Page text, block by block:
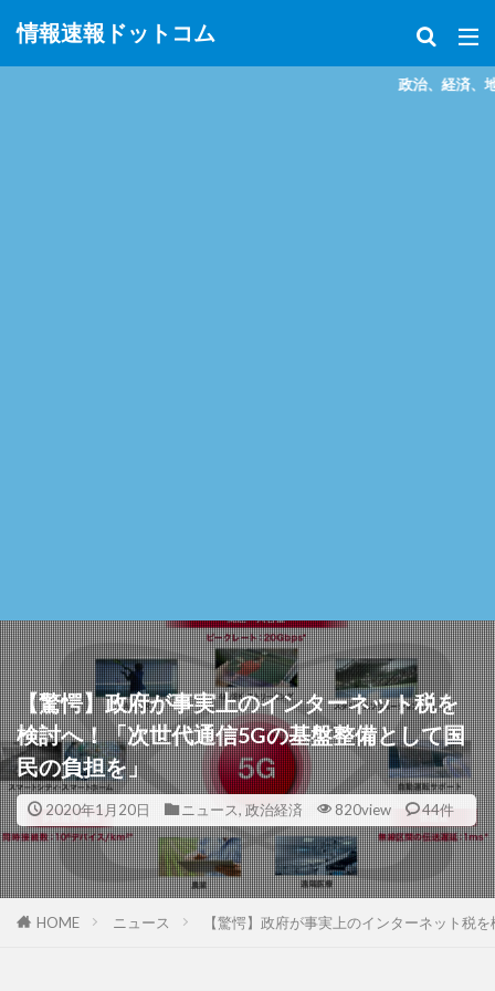
情報速報ドットコム
政治、経済、地震、放射能、災害
【驚愕】政府が事実上のインターネット税を
検討へ！「次世代通信5Gの基盤整備として国
民の負担を」
2020年1月20日 ニュース, 政治経済 820view 44件
HOME ニュース 【驚愕】政府が事実上のインターネット税